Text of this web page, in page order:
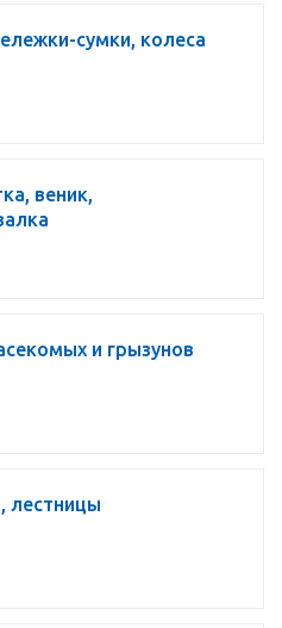
сумки, колеса
веник,
и грызунов
лестницы